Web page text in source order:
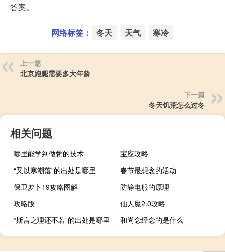
答案。
网络标签： 冬天 天气 寒冷
上一篇
北京跑腿需要多大年龄
下一篇
冬天饥荒怎么过冬
相关问题
哪里能学到做粥的技术
宝应攻略
“又以寒潮落”的出处是哪里
春节最想念的活动
保卫萝卜19攻略图解
防静电服的原理
攻略版
仙人魔2.0攻略
“斯言之理还不若”的出处是哪里
和尚念经念的是什么